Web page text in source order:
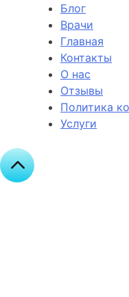
Блог
Врачи
Главная
Контакты
О нас
Отзывы
Политика
Услуги